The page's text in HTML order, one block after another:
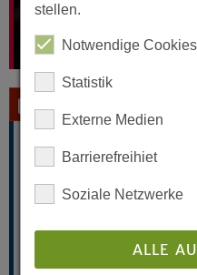
Marion Neuper
Intervention
Landeskirchenamt
33602 Bielefeld
Telefon: 0521 - 594-387
stellen.
Notwendige Cookies
Statistik
Externe Medien
Barrierefreihiet
Soziale Netzwerke
ALLE